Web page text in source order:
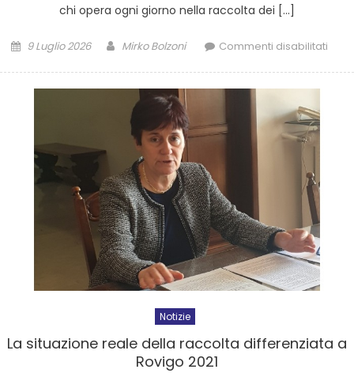
chi opera ogni giorno nella raccolta dei […]
9 Luglio 2026 Mirko Bolzoni Commenti disabilitati
Notizie
La situazione reale della raccolta differenziata a
Rovigo 2021